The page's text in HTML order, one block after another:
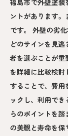
ントがあります
です。 外壁の劣
どのサインを見
者を選ぶことが重
を詳細に比較検
することで、費用
ックし、利用で
らのポイントを
の美観と寿命を保